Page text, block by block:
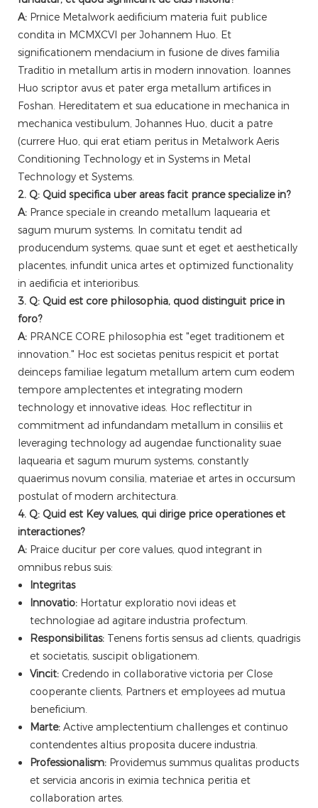
A: Prnice Metalwork aedificium materia fuit publice
condita in MCMXCVI per Johannem Huo. Et
significationem mendacium in fusione de dives familia
Traditio in metallum artis in modern innovation. Ioannes
Huo scriptor avus et pater erga metallum artifices in
Foshan. Hereditatem et sua educatione in mechanica in
mechanica vestibulum, Johannes Huo, ducit a patre
(currere Huo, qui erat etiam peritus in Metalwork Aeris
Conditioning Technology et in Systems in Metal
Technology et Systems.
2. Q: Quid specifica uber areas facit prance specialize in?
A: Prance speciale in creando metallum laquearia et
sagum murum systems. In comitatu tendit ad
producendum systems, quae sunt et eget et aesthetically
placentes, infundit unica artes et optimized functionality
in aedificia et interioribus.
3. Q: Quid est core philosophia, quod distinguit price in
foro?
A: PRANCE CORE philosophia est "eget traditionem et
innovation." Hoc est societas penitus respicit et portat
deinceps familiae legatum metallum artem cum eodem
tempore amplectentes et integrating modern
technology et innovative ideas. Hoc reflectitur in
commitment ad infundandam metallum in consiliis et
leveraging technology ad augendae functionality suae
laquearia et sagum murum systems, constantly
quaerimus novum consilia, materiae et artes in occursum
postulat of modern architectura.
4. Q: Quid est Key values, qui dirige price operationes et
interactiones?
A: Praice ducitur per core values, quod integrant in
omnibus rebus suis:
Integritas
Innovatio: Hortatur exploratio novi ideas et
technologiae ad agitare industria profectum.
Responsibilitas: Tenens fortis sensus ad clients, quadrigis
et societatis, suscipit obligationem.
Vincit: Credendo in collaborative victoria per Close
cooperante clients, Partners et employees ad mutua
beneficium.
Marte: Active amplectentium challenges et continuo
contendentes altius proposita ducere industria.
Professionalism: Providemus summus qualitas products
et servicia ancoris in eximia technica peritia et
collaboration artes.